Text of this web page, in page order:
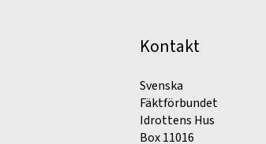
Kontakt
Svenska
Fäktförbundet
Idrottens Hus
Box 11016